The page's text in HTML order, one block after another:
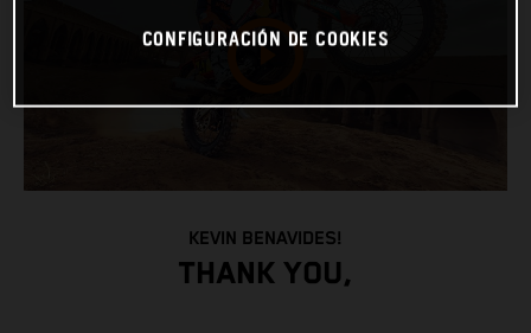
KEVIN BENAVIDES!
THANK YOU,
CONFIGURACIÓN DE COOKIES